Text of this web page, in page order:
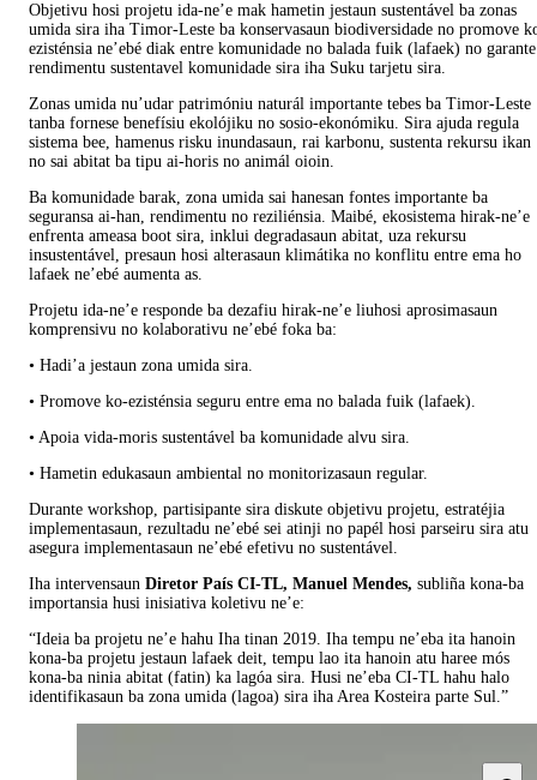
Objetivu hosi projetu ida-ne’e mak hametin jestaun sustentável ba zonas
umida sira iha Timor-Leste ba konservasaun biodiversidade no promove
ezisténsia ne’ebé diak entre komunidade no balada fuik (lafaek) no garante
rendimentu sustentavel komunidade sira iha Suku tarjetu sira.
Zonas umida nu’udar patrimóniu naturál importante tebes ba Timor-Leste
tanba fornese benefísiu ekolójiku no sosio-ekonómiku. Sira ajuda regula
sistema bee, hamenus risku inundasaun, rai karbonu, sustenta rekursu ikan
no sai abitat ba tipu ai-horis no animál oioin.
Ba komunidade barak, zona umida sai hanesan fontes importante ba
seguransa ai-han, rendimentu no reziliénsia. Maibé, ekosistema hirak-ne’e
enfrenta ameasa boot sira, inklui degradasaun abitat, uza rekursu
insustentável, presaun hosi alterasaun klimátika no konflitu entre ema ho
lafaek ne’ebé aumenta as.
Projetu ida-ne’e responde ba dezafiu hirak-ne’e liuhosi aprosimasaun
komprensivu no kolaborativu ne’ebé foka ba:
• Hadi’a jestaun zona umida sira.
• Promove ko-ezisténsia seguru entre ema no balada fuik (lafaek).
• Apoia vida-moris sustentável ba komunidade alvu sira.
• Hametin edukasaun ambiental no monitorizasaun regular.
Durante workshop, partisipante sira diskute objetivu projetu, estratéjia
implementasaun, rezultadu ne’ebé sei atinji no papél hosi parseiru sira atu
asegura implementasaun ne’ebé efetivu no sustentável.
Iha intervensaun Diretor País CI-TL, Manuel Mendes, subliña kona-ba
importansia husi inisiativa koletivu ne’e:
“Ideia ba projetu ne’e hahu Iha tinan 2019. Iha tempu ne’eba ita hanoin
kona-ba projetu jestaun lafaek deit, tempu lao ita hanoin atu haree mós
kona-ba ninia abitat (fatin) ka lagóa sira. Husi ne’eba CI-TL hahu halo
identifikasaun ba zona umida (lagoa) sira iha Area Kosteira parte Sul.”